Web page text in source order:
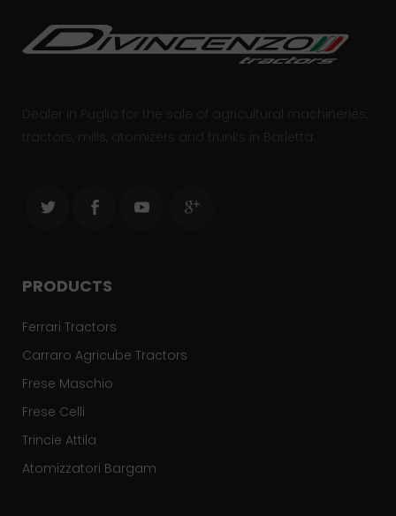
Dealer in Puglia for the sale of agricultural machineries,
tractors, mills, atomizers and trunks in Barletta.
PRODUCTS
Ferrari Tractors
Carraro Agricube Tractors
Frese Maschio
Frese Celli
Trincie Attila
Atomizzatori Bargam